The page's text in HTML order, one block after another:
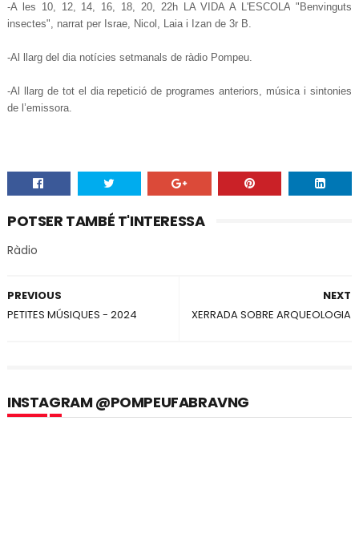
-A les 10, 12, 14, 16, 18, 20, 22h LA VIDA A L'ESCOLA "Benvinguts
insectes", narrat per Israe, Nicol, Laia i Izan de 3r B.
-Al llarg del dia notícies setmanals de ràdio Pompeu.
-Al llarg de tot el dia repetició de programesanteriors, música i sintonies
de l’emissora.
POTSER TAMBÉ T'INTERESSA
Ràdio
NEXT
XERRADA SOBRE ARQUEOLOGIA
PREVIOUS
PETITES MÚSIQUES - 2024
INSTAGRAM @POMPEUFABRAVNG